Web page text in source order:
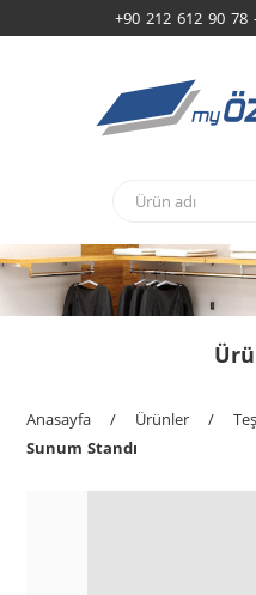
+90 212 612 90 78
Anasayfa / Ürünler /
Sunum Standı